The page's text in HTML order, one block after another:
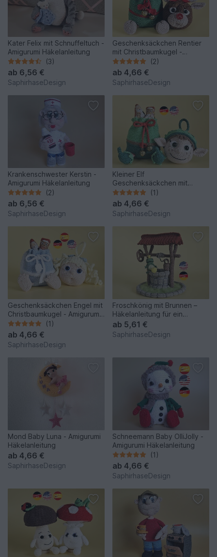
Kater Felix mit Schnuffeltuch -
Amigurumi Häkelanleitung
(3)
ab 6,56 €
SaphirhaseDesign
Geschenksäckchen Rentier
mit Christbaumkugel -
Amigurumi Häkelanleitung
(2)
ab 4,66 €
SaphirhaseDesign
Krankenschwester Kerstin -
Amigurumi Häkelanleitung
(2)
ab 6,56 €
SaphirhaseDesign
Kleiner Elf
Geschenksäckchen mit
Christbaumkugel - Amigurumi
Häkelanleitung
(1)
ab 4,66 €
SaphirhaseDesign
Geschenksäckchen Engel mit
Christbaumkugel - Amigurumi
Häkelanleitung
(1)
ab 4,66 €
SaphirhaseDesign
Froschkönig mit Brunnen –
Häkelanleitung für ein
Märchen Amigurumi Diorama
ab 5,61 €
SaphirhaseDesign
Mond Baby Luna - Amigurumi
Häkelanleitung
ab 4,66 €
SaphirhaseDesign
Schneemann Baby OlliJolly -
Amigurumi Häkelanleitung
(1)
ab 4,66 €
SaphirhaseDesign